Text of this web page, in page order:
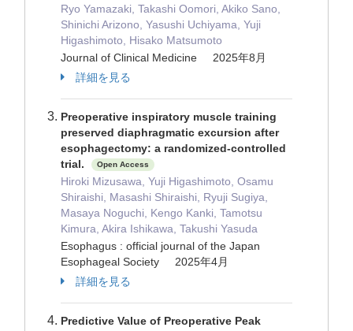
Ryo Yamazaki, Takashi Oomori, Akiko Sano,
Shinichi Arizono, Yasushi Uchiyama, Yuji
Higashimoto, Hisako Matsumoto
Journal of Clinical Medicine 2025年8月
詳細を見る
Preoperative inspiratory muscle training
preserved diaphragmatic excursion after
esophagectomy: a randomized-controlled
trial.
Open Access
Hiroki Mizusawa, Yuji Higashimoto, Osamu
Shiraishi, Masashi Shiraishi, Ryuji Sugiya,
Masaya Noguchi, Kengo Kanki, Tamotsu
Kimura, Akira Ishikawa, Takushi Yasuda
Esophagus : official journal of the Japan
Esophageal Society 2025年4月
詳細を見る
Predictive Value of Preoperative Peak